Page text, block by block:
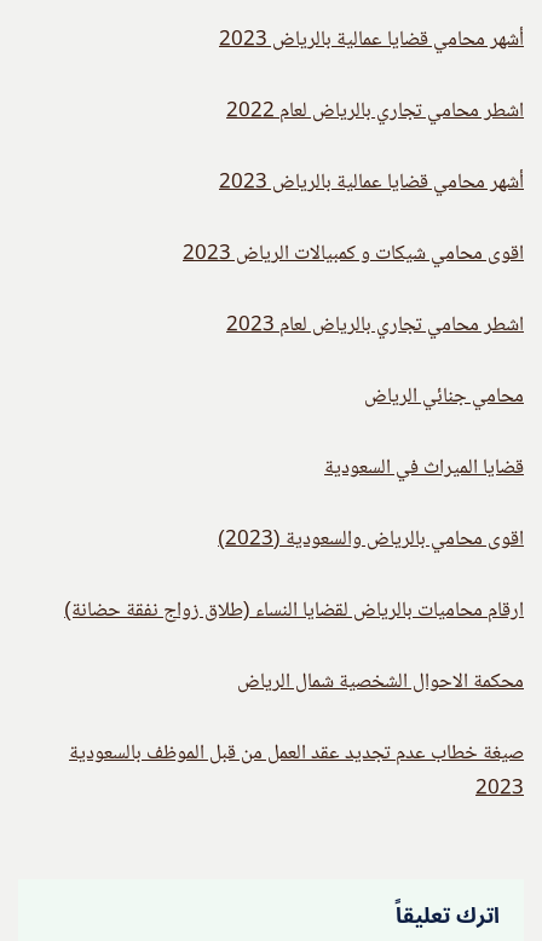
أشهر محامي قضايا عمالية بالرياض 2023
اشطر محامي تجاري بالرياض لعام 2022
أشهر محامي قضايا عمالية بالرياض 2023
اقوى محامي شيكات و كمبيالات الرياض 2023
اشطر محامي تجاري بالرياض لعام 2023
محامي جنائي الرياض
قضايا الميراث في السعودية
اقوى محامي بالرياض والسعودية (2023)
ارقام محاميات بالرياض لقضايا النساء (طلاق زواج نفقة حضانة)
محكمة الاحوال الشخصية شمال الرياض
صيغة خطاب عدم تجديد عقد العمل من قبل الموظف بالسعودية
2023
اترك تعليقاً